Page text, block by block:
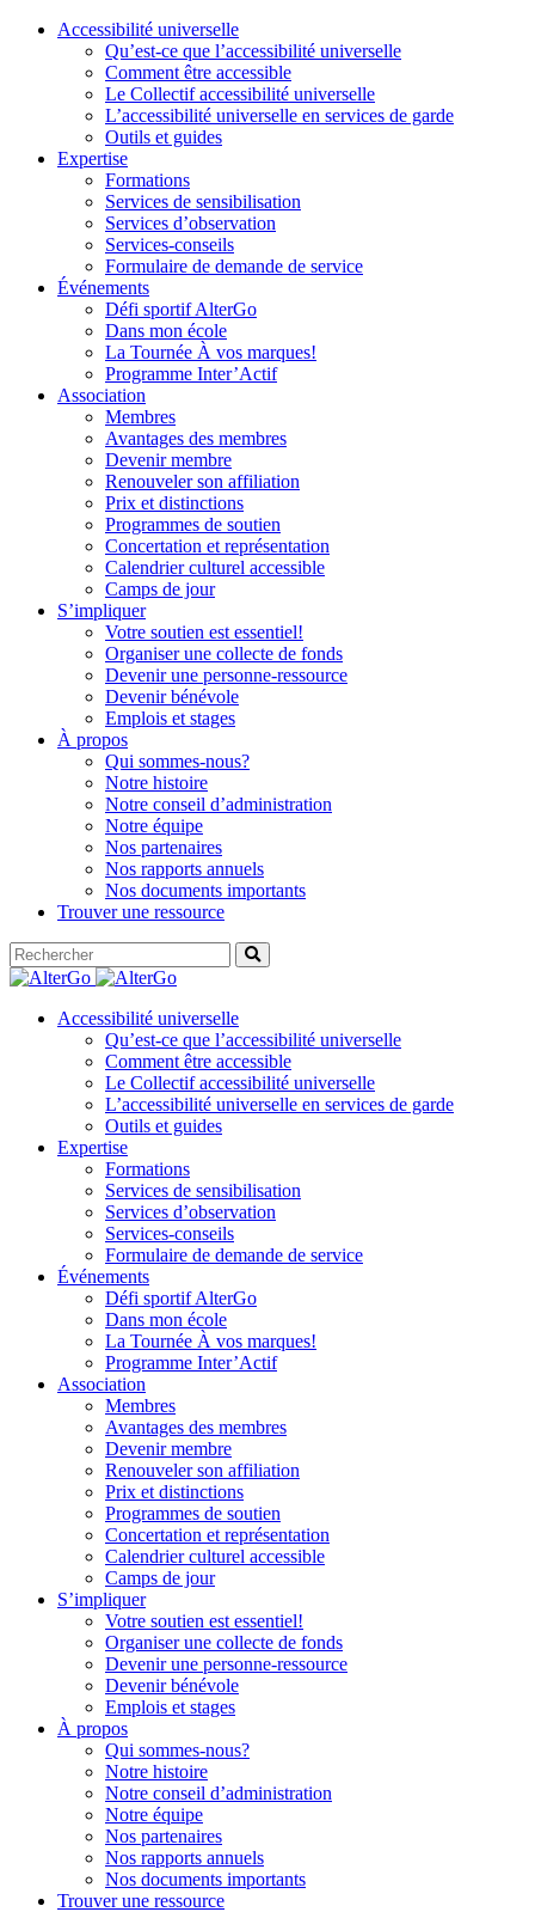
Accessibilité universelle
Qu’est-ce que l’accessibilité universelle
Comment être accessible
Le Collectif accessibilité universelle
L’accessibilité universelle en services de garde
Outils et guides
Expertise
Formations
Services de sensibilisation
Services d’observation
Services-conseils
Formulaire de demande de service
Événements
Défi sportif AlterGo
Dans mon école
La Tournée À vos marques!
Programme Inter’Actif
Association
Membres
Avantages des membres
Devenir membre
Renouveler son affiliation
Prix et distinctions
Programmes de soutien
Concertation et représentation
Calendrier culturel accessible
Camps de jour
S’impliquer
Votre soutien est essentiel!
Organiser une collecte de fonds
Devenir une personne-ressource
Devenir bénévole
Emplois et stages
À propos
Qui sommes-nous?
Notre histoire
Notre conseil d’administration
Notre équipe
Nos partenaires
Nos rapports annuels
Nos documents importants
Trouver une ressource
Accessibilité universelle
Qu’est-ce que l’accessibilité universelle
Comment être accessible
Le Collectif accessibilité universelle
L’accessibilité universelle en services de garde
Outils et guides
Expertise
Formations
Services de sensibilisation
Services d’observation
Services-conseils
Formulaire de demande de service
Événements
Défi sportif AlterGo
Dans mon école
La Tournée À vos marques!
Programme Inter’Actif
Association
Membres
Avantages des membres
Devenir membre
Renouveler son affiliation
Prix et distinctions
Programmes de soutien
Concertation et représentation
Calendrier culturel accessible
Camps de jour
S’impliquer
Votre soutien est essentiel!
Organiser une collecte de fonds
Devenir une personne-ressource
Devenir bénévole
Emplois et stages
À propos
Qui sommes-nous?
Notre histoire
Notre conseil d’administration
Notre équipe
Nos partenaires
Nos rapports annuels
Nos documents importants
Trouver une ressource